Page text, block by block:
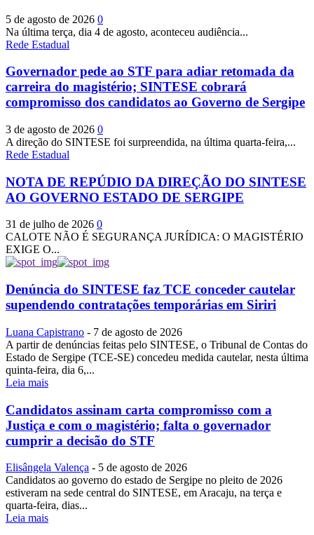
5 de agosto de 2026 0
Na última terça, dia 4 de agosto, aconteceu audiência...
Rede Estadual
Governador pede ao STF para adiar retomada da
carreira do magistério; SINTESE cobrará
compromisso dos candidatos ao Governo de Sergipe
3 de agosto de 2026 0
A direção do SINTESE foi surpreendida, na última quarta-feira,...
Rede Estadual
NOTA DE REPÚDIO DA DIREÇÃO DO SINTESE
AO GOVERNO ESTADO DE SERGIPE
31 de julho de 2026 0
CALOTE NÃO É SEGURANÇA JURÍDICA: O MAGISTÉRIO
EXIGE O...
Denúncia do SINTESE faz TCE conceder cautelar
supendendo contratações temporárias em Siriri
Luana Capistrano - 7 de agosto de 2026
A partir de denúncias feitas pelo SINTESE, o Tribunal de Contas do
Estado de Sergipe (TCE-SE) concedeu medida cautelar, nesta última
quinta-feira, dia 6,...
Leia mais
Candidatos assinam carta compromisso com a
Justiça e com o magistério; falta o governador
cumprir a decisão do STF
Elisângela Valença - 5 de agosto de 2026
Candidatos ao governo do estado de Sergipe no pleito de 2026
estiveram na sede central do SINTESE, em Aracaju, na terça e
quarta-feira, dias...
Leia mais